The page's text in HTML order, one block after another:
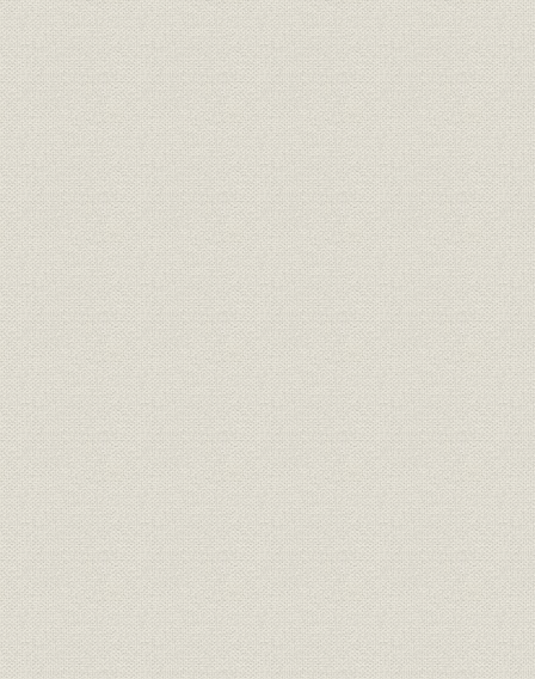
5. WE社との関係
第3節 関東大震災と震災後の経営
1. 関東大震災の発生
2. 自動交換機と放送機の国産化
3. 関東大震災後の経営
4. 国産化奨励のもとでの苦難
第4節 技術開発と技術者
1. 技術者の採用と技術部門の整備
2. 自主研究・開発と成果
第5節 経営状況の推移
1. 販売の伸びと急減
2. 財務構造の特徴
第3章 経営体制の革新と新分野への進出(1932~1937年)